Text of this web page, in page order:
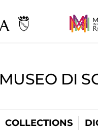
MUSEO DI
COLLECTIONS